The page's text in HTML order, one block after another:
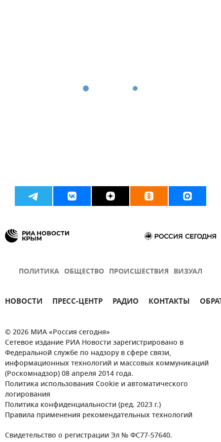
ПОЛИТИКА ОБЩЕСТВО ПРОИСШЕСТВИЯ ВИЗУАЛ
НОВОСТИ ПРЕСС-ЦЕНТР РАДИО КОНТАКТЫ
© 2026 МИА «Россия сегодня»
Сетевое издание РИА Новости зарегистрировано в
Федеральной службе по надзору в сфере связи,
информационных технологий и массовых коммуникаций
(Роскомнадзор) 08 апреля 2014 года.
Политика использования Cookie и автоматического
логирования
Политика конфиденциальности (ред. 2023 г.)
Правила применения рекомендательных технологий
Свидетельство о регистрации Эл № ФС77-57640.